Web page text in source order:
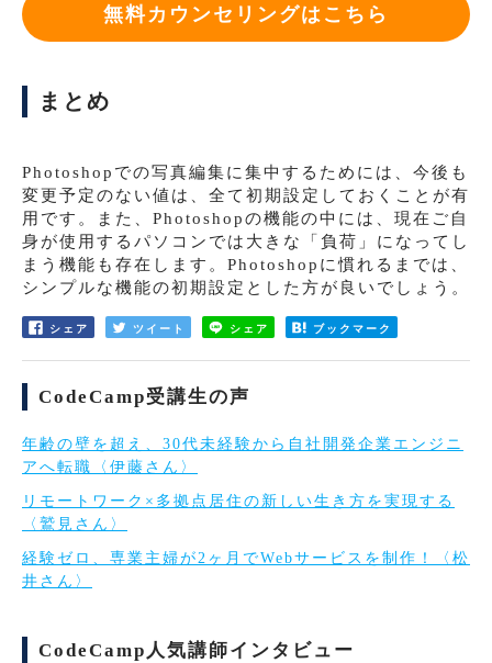
無料カウンセリングはこちら
まとめ
Photoshopでの写真編集に集中するためには、今後も
変更予定のない値は、全て初期設定しておくことが有
用です。また、Photoshopの機能の中には、現在ご自
身が使用するパソコンでは大きな「負荷」になってし
まう機能も存在します。Photoshopに慣れるまでは、
シンプルな機能の初期設定とした方が良いでしょう。
シェア ツイート シェア ブックマーク
CodeCamp受講生の声
年齢の壁を超え、30代未経験から自社開発企業エンジニ
アへ転職〈伊藤さん〉
リモートワーク×多拠点居住の新しい生き方を実現する
〈鷲見さん〉
経験ゼロ、専業主婦が2ヶ月でWebサービスを制作！〈松
井さん〉
CodeCamp人気講師インタビュー